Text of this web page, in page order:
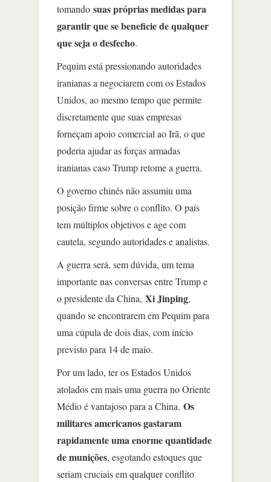
tomando suas próprias medidas para
garantir que se beneficie de qualquer
que seja o desfecho.
Pequim está pressionando autoridades
iranianas a negociarem com os Estados
Unidos, ao mesmo tempo que permite
discretamente que suas empresas
forneçam apoio comercial ao Irã, o que
poderia ajudar as forças armadas
iranianas caso Trump retome a guerra.
O governo chinês não assumiu uma
posição firme sobre o conflito. O país
tem múltiplos objetivos e age com
cautela, segundo autoridades e analistas.
A guerra será, sem dúvida, um tema
importante nas conversas entre Trump e
o presidente da China, Xi Jinping,
quando se encontrarem em Pequim para
uma cúpula de dois dias, com início
previsto para 14 de maio.
Por um lado, ter os Estados Unidos
atolados em mais uma guerra no Oriente
Médio é vantajoso para a China. Os
militares americanos gastaram
rapidamente uma enorme quantidade
de munições, esgotando estoques que
seriam cruciais em qualquer conflito